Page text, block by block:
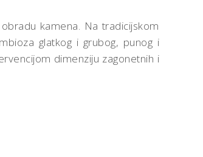
kamena. Na tradicijskom
glatkog i grubog, punog i
dimenziju zagonetnih i